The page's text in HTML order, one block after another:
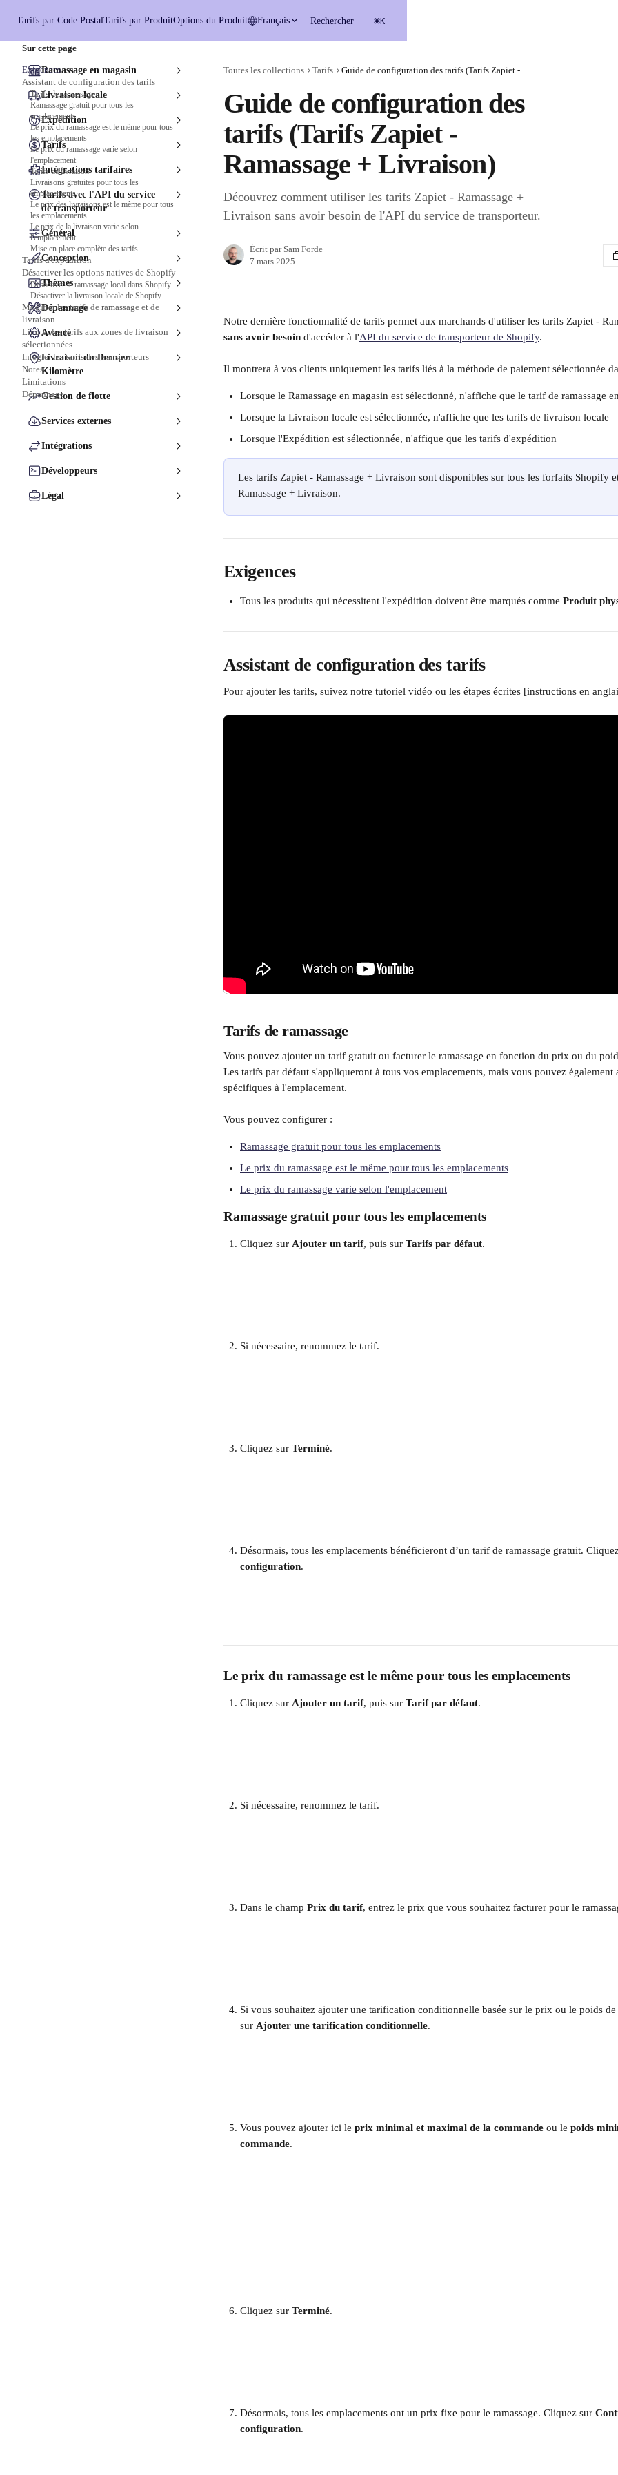
Tarifs par Code PostalTarifs par ProduitOptions du Produit Français Rechercher ⌘K
Ramassage en magasin
Livraison locale
Expédition
Tarifs
Intégrations tarifaires
Tarifs avec l'API du service
de transporteur
Général
Conception
Thèmes
Dépannage
Avancé
Livraison du Dernier
Kilomètre
Gestion de flotte
Services externes
Intégrations
Développeurs
Légal
Toutes les collections Tarifs Guide de configuration des tarifs (Tarifs Zapiet - Ramassage + Livraison)
Guide de configuration des
tarifs (Tarifs Zapiet -
Ramassage + Livraison)
Découvrez comment utiliser les tarifs Zapiet - Ramassage +
Livraison sans avoir besoin de l'API du service de transporteur.
Écrit par Sam Forde
7 mars 2025
Notre dernière fonctionnalité de tarifs permet aux marchands d'utiliser les tarifs Zapiet -
sans avoir besoin d'accéder à l'API du service de transporteur de Shopify.
Il montrera à vos clients uniquement les tarifs liés à la méthode de paiement sélectionnée
Lorsque le Ramassage en magasin est sélectionné, n'affiche que le tarif de ramassage
Lorsque la Livraison locale est sélectionnée, n'affiche que les tarifs de livraison locale
Lorsque l'Expédition est sélectionnée, n'affique que les tarifs d'expédition
Les tarifs Zapiet - Ramassage + Livraison sont disponibles sur tous les forfaits Shopify
Ramassage + Livraison.
Exigences
Tous les produits qui nécessitent l'expédition doivent être marqués comme Produit
Assistant de configuration des tarifs
Pour ajouter les tarifs, suivez notre tutoriel vidéo ou les étapes écrites [instructions en
Tarifs de ramassage
Vous pouvez ajouter un tarif gratuit ou facturer le ramassage en fonction du prix ou du
Les tarifs par défaut s'appliqueront à tous vos emplacements, mais vous pouvez
spécifiques à l'emplacement.
Vous pouvez configurer :
Ramassage gratuit pour tous les emplacements
Le prix du ramassage est le même pour tous les emplacements
Le prix du ramassage varie selon l'emplacement
Ramassage gratuit pour tous les emplacements
Cliquez sur Ajouter un tarif, puis sur Tarifs par défaut.
Si nécessaire, renommez le tarif.
Cliquez sur Terminé.
Désormais, tous les emplacements bénéficieront d’un tarif de ramassage gratuit.
configuration.
Le prix du ramassage est le même pour tous les emplacements
Cliquez sur Ajouter un tarif, puis sur Tarif par défaut.
Si nécessaire, renommez le tarif.
Dans le champ Prix du tarif, entrez le prix que vous souhaitez facturer pour le
Si vous souhaitez ajouter une tarification conditionnelle basée sur le prix ou le poids
sur Ajouter une tarification conditionnelle.
Vous pouvez ajouter ici le prix minimal et maximal de la commande ou le poids
commande.
Cliquez sur Terminé.
Désormais, tous les emplacements ont un prix fixe pour le ramassage. Cliquez sur
configuration.
Sur cette page
Exigences
Assistant de configuration des tarifs
Tarifs de ramassage
Ramassage gratuit pour tous les
emplacements
Le prix du ramassage est le même pour tous
les emplacements
Le prix du ramassage varie selon
l'emplacement
Tarifs de livraison
Livraisons gratuites pour tous les
emplacements
Le prix des livraisons est le même pour tous
les emplacements
Le prix de la livraison varie selon
l'emplacement
Mise en place complète des tarifs
Tarifs d'expédition
Désactiver les options natives de Shopify
Désactiver le ramassage local dans Shopify
Désactiver la livraison locale de Shopify
Modifier les tarifs de ramassage et de
livraison
Limiter les tarifs aux zones de livraison
sélectionnées
Intégrer les tarifs des transporteurs
Notes
Limitations
Dépannage